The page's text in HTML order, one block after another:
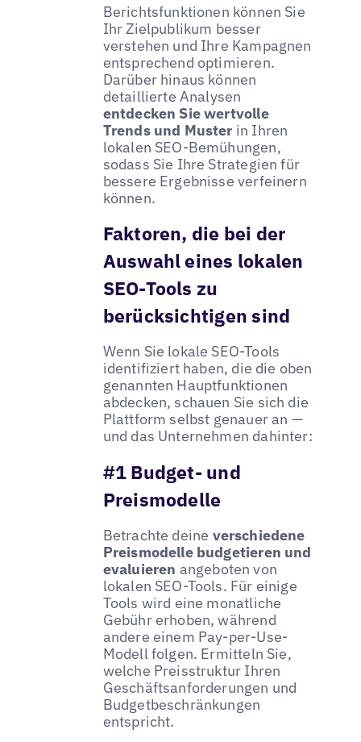
Berichtsfunktionen können Sie
Ihr Zielpublikum besser
verstehen und Ihre Kampagnen
entsprechend optimieren.
Darüber hinaus können
detaillierte Analysen
entdecken Sie wertvolle
Trends und Muster in Ihren
lokalen SEO-Bemühungen,
sodass Sie Ihre Strategien für
bessere Ergebnisse verfeinern
können.
Faktoren, die bei der
Auswahl eines lokalen
SEO-Tools zu
berücksichtigen sind
Wenn Sie lokale SEO-Tools
identifiziert haben, die die oben
genannten Hauptfunktionen
abdecken, schauen Sie sich die
Plattform selbst genauer an —
und das Unternehmen dahinter:
#1 Budget- und
Preismodelle
Betrachte deine verschiedene
Preismodelle budgetieren und
evaluieren angeboten von
lokalen SEO-Tools. Für einige
Tools wird eine monatliche
Gebühr erhoben, während
andere einem Pay-per-Use-
Modell folgen. Ermitteln Sie,
welche Preisstruktur Ihren
Geschäftsanforderungen und
Budgetbeschränkungen
entspricht.